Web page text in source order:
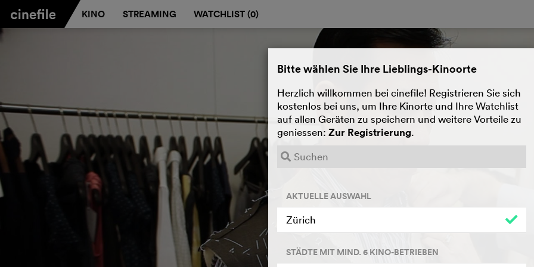
KINO STREAMING WATCHLIST (0)
Bitte wählen Sie Ihre Lieblings-Kinoorte
Herzlich willkommen bei cinefile! Registrieren Sie sich
kostenlos bei uns, um Ihre Kinorte und Ihre Watchlist
auf allen Geräten zu speichern und weitere Vorteile zu
geniessen: Zur Registrierung.
AKTUELLE AUSWAHL
Zürich
STÄDTE MIT MIND. 6 KINO-BETRIEBEN